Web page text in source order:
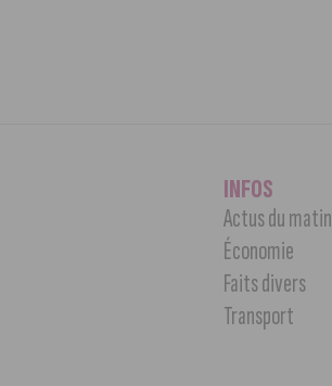
INFOS
Actus du matin
Économie
Faits divers
Transport